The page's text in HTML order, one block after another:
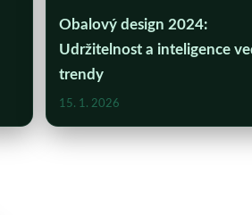
Obalový design 2024:
Udržitelnost a inteligence
trendy
15. 1. 2026